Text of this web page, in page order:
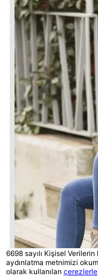
6698 sayılı Kişisel Verilerin
aydınlatma metnimizi
olarak kullanılan çerezlerle